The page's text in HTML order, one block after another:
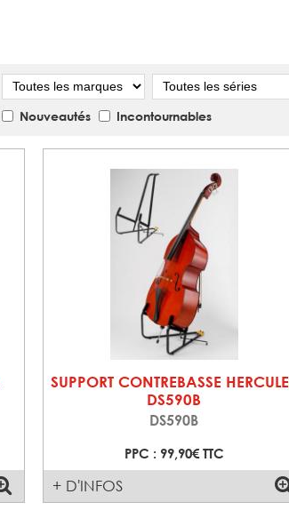
Marque Série
Nouveautés Incontournables
SUPPORT CONTREBASSE
DS590B
DS590B
PPC : 99,90€ TTC
+ D'INFOS